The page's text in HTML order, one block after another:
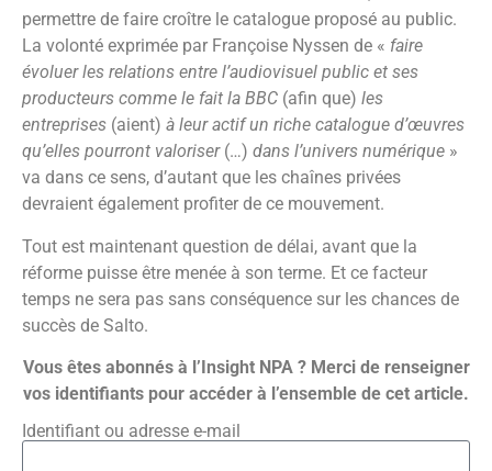
permettre de faire croître le catalogue proposé au public.
La volonté exprimée par Françoise Nyssen de « faire
évoluer les relations entre l’audiovisuel public et ses
producteurs comme le fait la BBC (afin que) les
entreprises (aient) à leur actif un riche catalogue d’œuvres
qu’elles pourront valoriser (…) dans l’univers numérique »
va dans ce sens, d’autant que les chaînes privées
devraient également profiter de ce mouvement.
Tout est maintenant question de délai, avant que la
réforme puisse être menée à son terme. Et ce facteur
temps ne sera pas sans conséquence sur les chances de
succès de Salto.
Vous êtes abonnés à l’Insight NPA ? Merci de renseigner
vos identifiants pour accéder à l’ensemble de cet article.
Identifiant ou adresse e-mail